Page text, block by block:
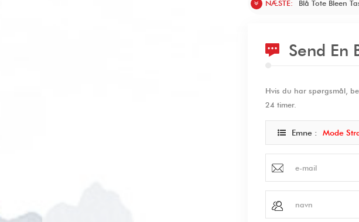
NÆSTE: Blå Tote Bleen
Send En
Hvis du har spørgsmål,
24 timer.
Emne : Mode